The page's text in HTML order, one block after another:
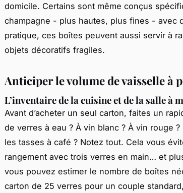
domicile. Certains sont même conçus
champagne - plus hautes, plus fines - avec
pratique, ces boîtes peuvent aussi servir à
objets décoratifs fragiles.
Anticiper le volume de vaisselle à
L’inventaire de la cuisine et de la salle à
Avant d’acheter un seul carton, faites un
de verres à eau ? À vin blanc ? À vin rouge
les tasses à café ? Notez tout. Cela vous
rangement avec trois verres en main… et
vous pouvez estimer le nombre de boîtes
carton de 25 verres pour un couple